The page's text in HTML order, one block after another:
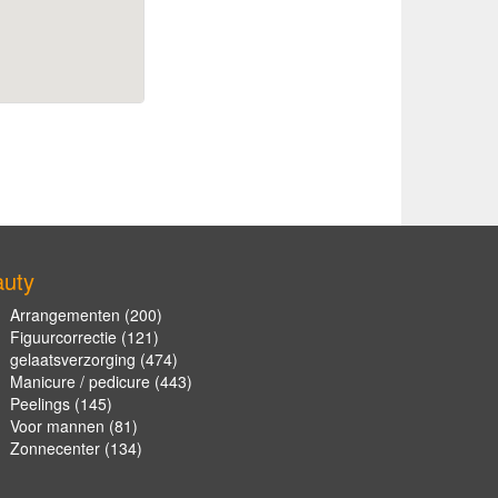
Arrangementen (200)
Figuurcorrectie(121)
gelaatsverzorging (474)
Manicure / pedicure(443)
Peelings(145)
Voor mannen (81)
Zonnecenter(134)